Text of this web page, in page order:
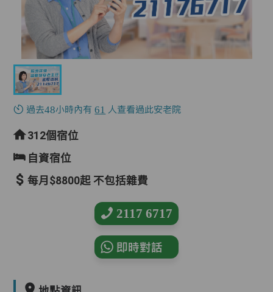
過去48小時內有61 人查看過此安老院
312個宿位
自資宿位
每月$8800起 不包括雜費
2117 6717
即時對話